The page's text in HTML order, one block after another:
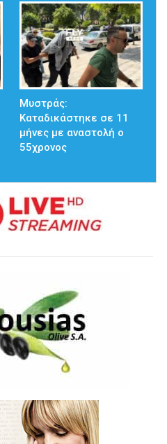
Μυστράς:
Καταδικάστηκε σε 11
μήνες με αναστολή ο
55χρονος